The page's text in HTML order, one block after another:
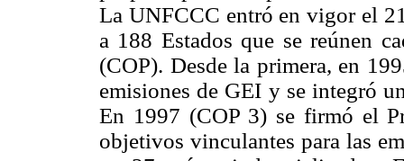
La UNFCCC entró en vigor el
a 188 Estados que se reúnen
(COP). Desde la primera, en
emisiones de GEI y se integró
En 1997 (COP 3) se firmó el
objetivos vinculantes para las